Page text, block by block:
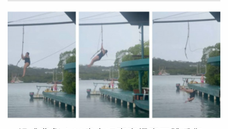
肥料貿易。雙方也宣布達成短期停留免簽證協議，藉此促進
觀光及商務往來。此次的習魯通話正值美國總統川普
（Donald Trump）對部分巴西輸美商品課徵的25%關稅正
式生效數日後。上週，美國政府又宣布，針對包括巴西在內
的60個貿易夥伴加徵12.5%關稅，理由是這些國家未能充分
打擊強迫勞動問題。巴西官方聲明並未提及美國的關稅措
施，但魯拉向習近平表示，巴西政府「仍致力於市場與貿易
夥伴多元化」。就在此次通話前數小時，魯拉才於《華盛頓
郵報》（The Washington Post）發表評論文章，形容美國